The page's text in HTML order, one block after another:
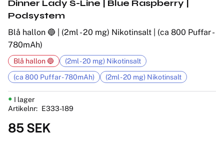
Dinner Lady S-Line | Blue Raspberry |
Podsystem
Blå hallon 🔵 | (2ml - 20 mg) Nikotinsalt | (ca 800 Puffar -
780mAh)
85SEK
I lager
Artikelnr
E333-189
Blå hallon 🔵
(2ml - 20 mg) Nikotinsalt
(ca 800 Puffar - 780mAh)
(2ml - 20 mg) Nikotinsalt